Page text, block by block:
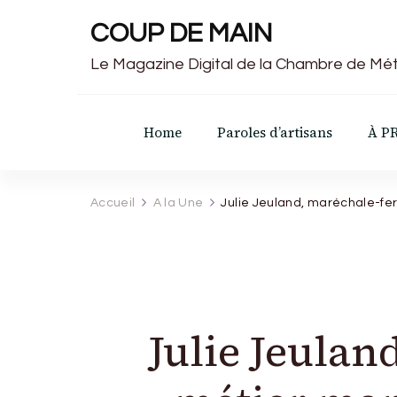
COUP DE MAIN
Le Magazine Digital de la Chambre de
Home Paroles d’artisans À
Accueil A la Une Julie Jeuland, maréchale-
Julie